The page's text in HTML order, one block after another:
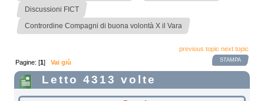
Discussioni FICT
Contrordine Compagni di buona volontà X il Vara
previous topic next topic
STAMPA
Pagine: [1]Vai giù
Letto 4313 volte